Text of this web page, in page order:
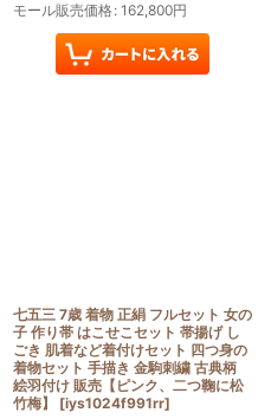
モール販売価格: 162,800円
七五三 7歳 着物 正絹 フルセット 女の
子 作り帯 はこせこセット 帯揚げ し
ごき 肌着など着付けセット 四つ身の
着物セット 手描き 金駒刺繍 古典柄
絵羽付け 販売【ピンク、二つ鞠に松
竹梅】
[iys1024f991rr]